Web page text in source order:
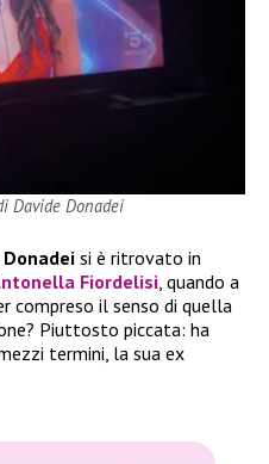
Davide Donadei
si è ritrovato in
Fiordelisi, quando a
compreso il senso di quella
Piuttosto piccata: ha
termini, la sua ex